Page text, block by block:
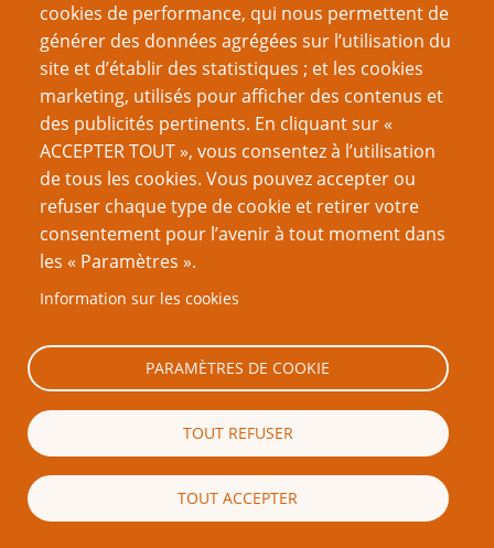
Lorsqu'il y a du dégueu, il y a de la peur. Là où il y a de la
peur il y a de l'ignorance, là où il y a de l'ignorance il y a
du dégoût, et là où il y a du dégoût, il y a des préjugés.
Tout le monde n'a pas besoin de faire face à toutes les
horreurs. Mais si vous n'apprenez jamais rien des
horreurs, vous en devenez une.
Article d’origine : Lovecraft, Nerds, and the uses of ick
Sélection de commentaires
Drew Astolfi
J'ai aimé lire cet article, il est intéressant à
projet actuel d'Alan Moore,Providence
s'inscrit vraiment dans ces thèmes.
cookies de performance, qui nous permettent de
générer des données agrégées sur l’utilisation du
site et d’établir des statistiques ; et les cookies
marketing, utilisés pour afficher des contenus et
des publicités pertinents. En cliquant sur «
ACCEPTER TOUT », vous consentez à l’utilisation
de tous les cookies. Vous pouvez accepter ou
refuser chaque type de cookie et retirer votre
consentement pour l’avenir à tout moment dans
les « Paramètres ».
Information sur les cookies
PARAMÈTRES DE COOKIE
TOUT REFUSER
TOUT ACCEPTER